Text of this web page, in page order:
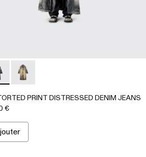
002 - BEIGE-MARRON
001 - Noir-Gris
PRINT DISTRESSED
DISTORTED PRINT
PRINT DISTRESSED DENIM JEANS
€